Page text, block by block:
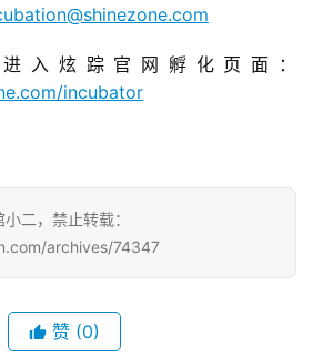
入炫踪官网孵化页面：
incubator
二，禁止转载：
archives/74347
赞 (0)